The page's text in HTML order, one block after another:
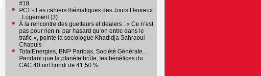
#18
PCF - Les cahiers thématiques des Jours Heureux
: Logement (3)
À la rencontre des guetteurs et dealers : « Ce n’est
pas pour rien ni par hasard qu’on entre dans le
trafic », pointe la sociologue Khadidja Sahraoui-
Chapuis
TotalEnergies, BNP Paribas, Société Générale…
Pendant que la planète brûle, les bénéfices du
CAC 40 ont bondi de 41,50 %